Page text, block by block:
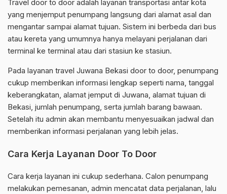
Travel door to door adalah layanan transportasi antar kota
yang menjemput penumpang langsung dari alamat asal dan
mengantar sampai alamat tujuan. Sistem ini berbeda dari bus
atau kereta yang umumnya hanya melayani perjalanan dari
terminal ke terminal atau dari stasiun ke stasiun.
Pada layanan travel Juwana Bekasi door to door, penumpang
cukup memberikan informasi lengkap seperti nama, tanggal
keberangkatan, alamat jemput di Juwana, alamat tujuan di
Bekasi, jumlah penumpang, serta jumlah barang bawaan.
Setelah itu admin akan membantu menyesuaikan jadwal dan
memberikan informasi perjalanan yang lebih jelas.
Cara Kerja Layanan Door To Door
Cara kerja layanan ini cukup sederhana. Calon penumpang
melakukan pemesanan, admin mencatat data perjalanan, lalu